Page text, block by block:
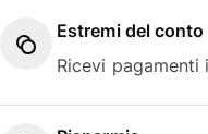
Estremi del
Ricevi